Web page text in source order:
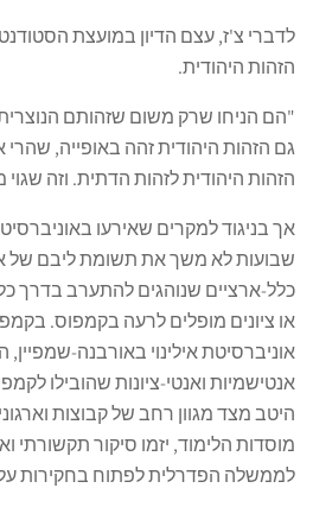
לדברי צ'ז, עצם הדיון במועצת
הזהות היהודית.
"הם הניחו שרק משום שזהותם
גם הזהות היהודית זהה באופייה, שהרי
הזהות היהודית לזהות הדתית. וזה
אך בניגוד למקרים שאירעו
שבועות לא משך את תשומת ליבם של
כלל-ארציים שנוהגים להתערב בדרך
או ציונים מופלים לרעה בקמפוס.
אוניברסיטת אילינוי באורבנה-
אנטישמיות ואנטי-ציונות שהובילו
היטב מצד מגוון רחב של קבוצות
מוסדות הלימוד, יזמו סיקור תקשורתי
לממשלה הפדרלית לפתוח בחקירות על